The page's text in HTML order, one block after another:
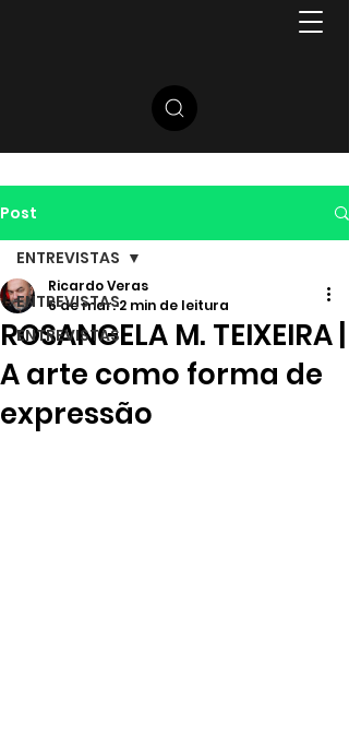
Post
ENTREVISTAS
ENTREVISTAS
ENTREVISTAS
ROSANGELA M. TEIXEIRA |
A arte como forma de
expressão
Ricardo Veras
6 de mar. 2 min de leitura